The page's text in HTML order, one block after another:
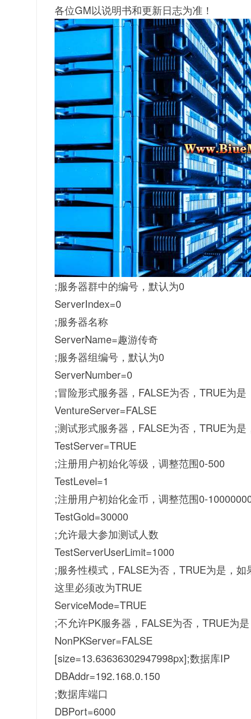
各位GM以说明书和更新日志为准！
;服务器群中的编号，默认为0
ServerIndex=0
;服务器名称
ServerName=趣游传奇
;服务器组编号，默认为0
ServerNumber=0
;冒险形式服务器，FALSE为否，TRUE为是
VentureServer=FALSE
;测试形式服务器，FALSE为否，TRUE为
TestServer=TRUE
;注册用户初始化等级，调整范围0-500
TestLevel=1
;注册用户初始化金币，调整范围0-
TestGold=30000
;允许最大参加测试人数
TestServerUserLimit=1000
;服务性模式，FALSE为否，TRUE为是，
这里必须改为TRUE
ServiceMode=TRUE
;不允许PK服务器，FALSE为否，TRUE为
NonPKServer=FALSE
[size=13.63636302947998px];数据库IP
DBAddr=192.168.0.150
;数据库端口
DBPort=6000